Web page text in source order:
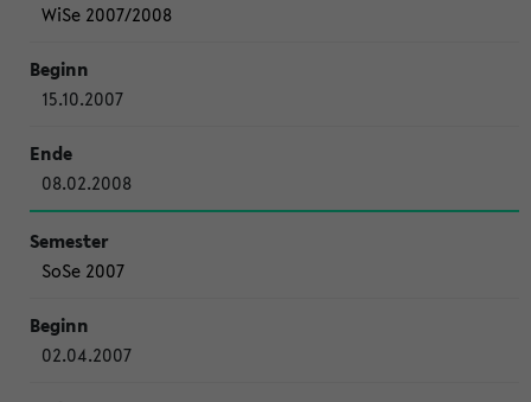
WiSe 2007/2008
15.10.2007
08.02.2008
SoSe 2007
02.04.2007